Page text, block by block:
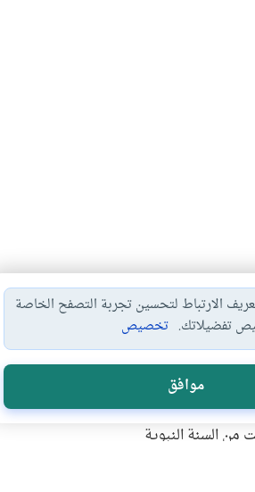
النبوية
من السنة النبوية
الارتباط لتحسين تجربة التصفح الخاصة
تفضيلاتك. تخصيص
موافق